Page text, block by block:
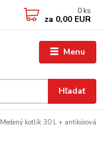
Menu
Hľadať
0 ks
za 0,00 EUR
Medený kotlík 30 L + antikórová